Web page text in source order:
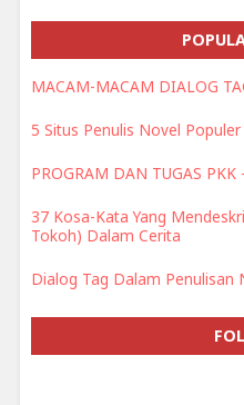
MACAM-MACAM DIALOG
5 Situs Penulis Novel
PROGRAM DAN TUGAS PKK
37 Kosa-Kata Yang
Tokoh) Dalam Cerita
Dialog Tag Dalam Penulisan